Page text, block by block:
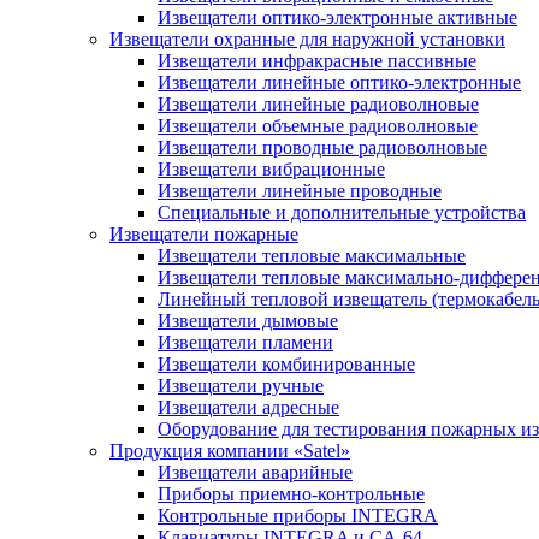
Извещатели оптико-электронные активные
Извещатели охранные для наружной установки
Извещатели инфракрасные пассивные
Извещатели линейные оптико-электронные
Извещатели линейные радиоволновые
Извещатели объемные радиоволновые
Извещатели проводные радиоволновые
Извещатели вибрационные
Извещатели линейные проводные
Специальные и дополнительные устройства
Извещатели пожарные
Извещатели тепловые максимальные
Извещатели тепловые максимально-
Линейный тепловой извещатель
Извещатели дымовые
Извещатели пламени
Извещатели комбинированные
Извещатели ручные
Извещатели адресные
Оборудование для тестирования пожарных
Продукция компании «Satel»
Извещатели аварийные
Приборы приемно-контрольные
Контрольные приборы INTEGRA